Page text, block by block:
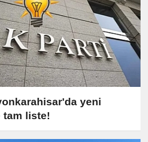
yeni
tam liste!